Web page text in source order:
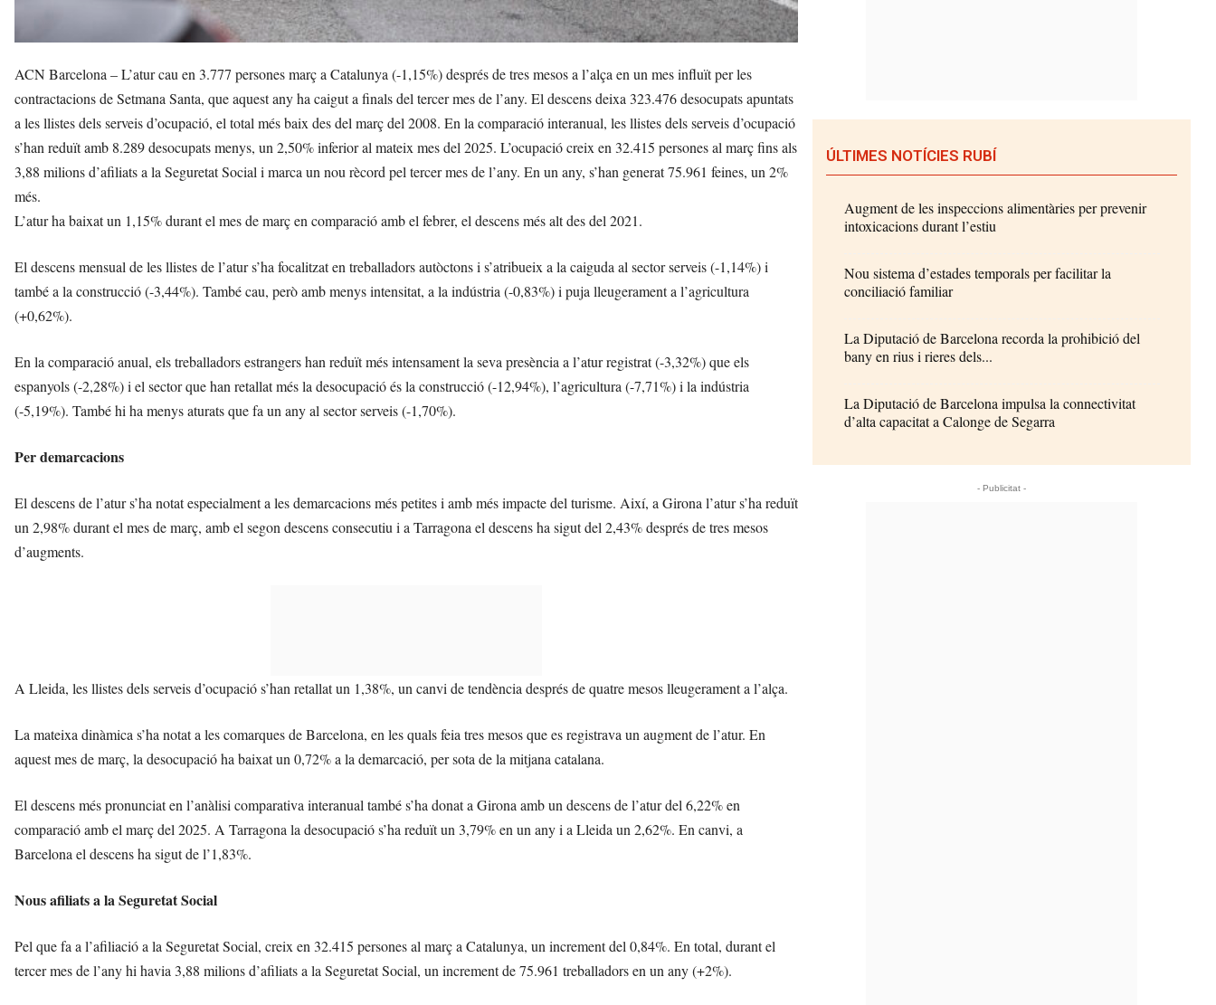
ACN Barcelona – L’atur cau en 3.777 persones març a Catalunya (-1,15%) després de tres mesos a l’alça en un mes influït per les
contractacions de Setmana Santa, que aquest any ha caigut a finals del tercer mes de l’any. El descens deixa 323.476 desocupats apuntats
a les llistes dels serveis d’ocupació, el total més baix des del març del 2008. En la comparació interanual, les llistes dels serveis d’ocupació
s’han reduït amb 8.289 desocupats menys, un 2,50% inferior al mateix mes del 2025. L’ocupació creix en 32.415 persones al març fins als
3,88 milions d’afiliats a la Seguretat Social i marca un nou rècord pel tercer mes de l’any. En un any, s’han generat 75.961 feines, un 2%
més.
L’atur ha baixat un 1,15% durant el mes de març en comparació amb el febrer, el descens més alt des del 2021.
El descens mensual de les llistes de l’atur s’ha focalitzat en treballadors autòctons i s’atribueix a la caiguda al sector serveis (-1,14%) i
també a la construcció (-3,44%). També cau, però amb menys intensitat, a la indústria (-0,83%) i puja lleugerament a l’agricultura
(+0,62%).
En la comparació anual, els treballadors estrangers han reduït més intensament la seva presència a l’atur registrat (-3,32%) que els
espanyols (-2,28%) i el sector que han retallat més la desocupació és la construcció (-12,94%), l’agricultura (-7,71%) i la indústria
(-5,19%). També hi ha menys aturats que fa un any al sector serveis (-1,70%).
Per demarcacions
El descens de l’atur s’ha notat especialment a les demarcacions més petites i amb més impacte del turisme. Així, a Girona l’atur s’ha reduït
un 2,98% durant el mes de març, amb el segon descens consecutiu i a Tarragona el descens ha sigut del 2,43% després de tres mesos
d’augments.
A Lleida, les llistes dels serveis d’ocupació s’han retallat un 1,38%, un canvi de tendència després de quatre mesos lleugerament a l’alça.
La mateixa dinàmica s’ha notat a les comarques de Barcelona, en les quals feia tres mesos que es registrava un augment de l’atur. En
aquest mes de març, la desocupació ha baixat un 0,72% a la demarcació, per sota de la mitjana catalana.
El descens més pronunciat en l’anàlisi comparativa interanual també s’ha donat a Girona amb un descens de l’atur del 6,22% en
comparació amb el març del 2025. A Tarragona la desocupació s’ha reduït un 3,79% en un any i a Lleida un 2,62%. En canvi, a
Barcelona el descens ha sigut de l’1,83%.
Nous afiliats a la Seguretat Social
Pel que fa a l’afiliació a la Seguretat Social, creix en 32.415 persones al març a Catalunya, un increment del 0,84%. En total, durant el
tercer mes de l’any hi havia 3,88 milions d’afiliats a la Seguretat Social, un increment de 75.961 treballadors en un any (+2%).
ÚLTIMES NOTÍCIES RUBÍ
Augment de les inspeccions alimentàries per prevenir
intoxicacions durant l’estiu
Nou sistema d’estades temporals per facilitar la
conciliació familiar
La Diputació de Barcelona recorda la prohibició del
bany en rius i rieres dels...
La Diputació de Barcelona impulsa la connectivitat
d’alta capacitat a Calonge de Segarra
- Publicitat -